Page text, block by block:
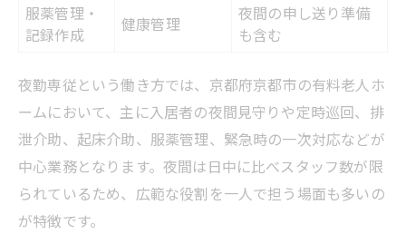
服薬管理・
記録作成
健康管理
夜間の申し送り準備
も含む
夜勤専従という働き方では、京都府京都市の有料老人ホ
ームにおいて、主に入居者の夜間見守りや定時巡回、排
泄介助、起床介助、服薬管理、緊急時の一次対応などが
中心業務となります。夜間は日中に比べスタッフ数が限
られているため、広範な役割を一人で担う場面も多いの
が特徴です。